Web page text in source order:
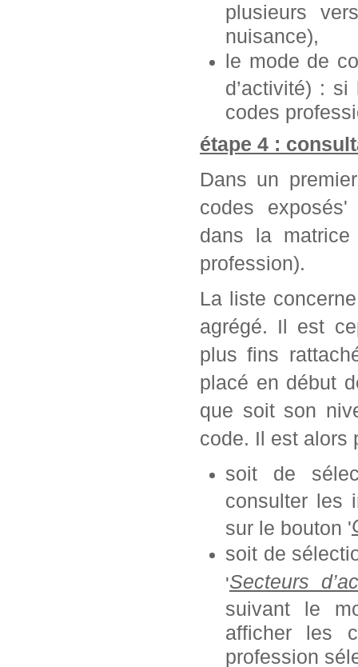
plusieurs
nuisance),
le mode de
d’activité) :
codes
étape 4 :
Dans un
codes
dans la
profession).
La liste
agrégé. Il est
plus fins
placé en début
que soit son
code. Il est alors
soit de
consulter les
sur le bouton '
soit de
'Secteurs
suivant le
afficher les
profession